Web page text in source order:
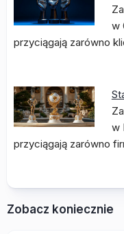
w
przyciągają zarówno
w
przyciągają zarówno
Zobacz koniecznie